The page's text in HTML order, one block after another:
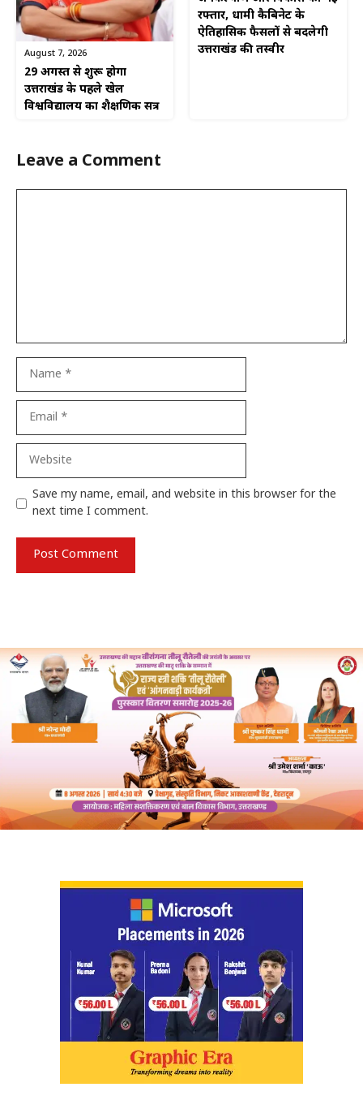
August 7, 2026
29 अगस्त से शुरू होगा
उत्तराखंड के पहले खेल
विश्वविद्यालय का शैक्षणिक सत्र
रफ्तार, धामी कैबिनेट के
ऐतिहासिक फैसलों से बदलेगी
उत्तराखंड की तस्वीर
Leave a Comment
Website
Save my name, email, and website in this browser for the
next time I comment.